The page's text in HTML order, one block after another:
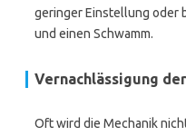
geringer Einstellung oder
und einen Schwamm.
Vernachlässigung
Oft wird die Mechanik